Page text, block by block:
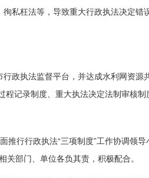
私枉法等，导致重大行政执法决定错
政执法监督平台，并达成水利网资源
记录制度、重大执法决定法制审核制
行行政执法“三项制度”工作协调领
关部门、单位各负其责，积极配合。